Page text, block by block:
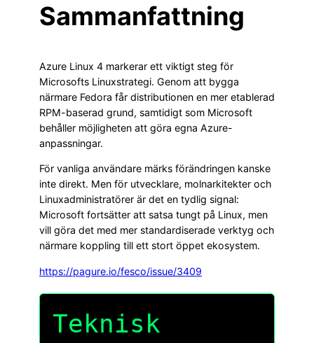
Sammanfattning
Azure Linux 4 markerar ett viktigt steg för
Microsofts Linuxstrategi. Genom att bygga
närmare Fedora får distributionen en mer etablerad
RPM-baserad grund, samtidigt som Microsoft
behåller möjligheten att göra egna Azure-
anpassningar.
För vanliga användare märks förändringen kanske
inte direkt. Men för utvecklare, molnarkitekter och
Linuxadministratörer är det en tydlig signal:
Microsoft fortsätter att satsa tungt på Linux, men
vill göra det med mer standardiserade verktyg och
närmare koppling till ett stort öppet ekosystem.
https://pagure.io/fesco/issue/3409
Teknisk